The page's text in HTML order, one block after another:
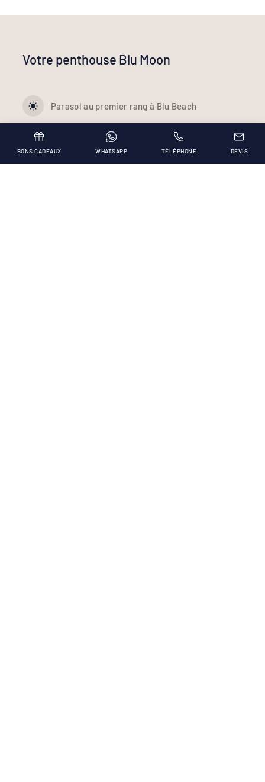
BONS CADEAUX TÉLÉPHONE DEVIS
WHATSAPP
Votre penthouse Blu Moon
Parasol au premier rang à Blu Beach
Rooftop de 28 m² avec transats, douches et